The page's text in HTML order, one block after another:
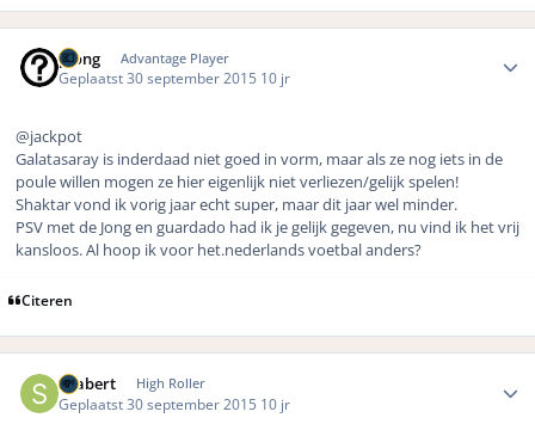
pjong Advantage Player
Geplaatst 30 september 2015 10 jr
@jackpot
Galatasaray is inderdaad niet goed in vorm, maar als ze nog iets in de
poule willen mogen ze hier eigenlijk niet verliezen/gelijk spelen!
Shaktar vond ik vorig jaar echt super, maar dit jaar wel minder.
PSV met de Jong en guardado had ik je gelijk gegeven, nu vind ik het vrij
kansloos. Al hoop ik voor het.nederlands voetbal anders?
Citeren
Seabert High Roller
Geplaatst 30 september 2015 10 jr